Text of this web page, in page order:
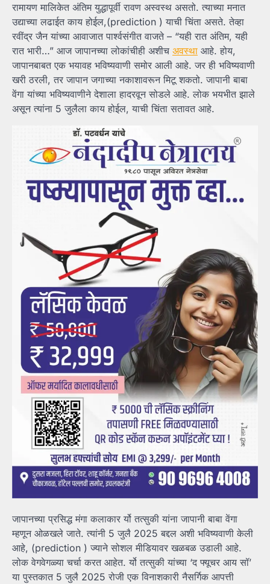
रामायण मालिकेत अंतिम युद्धापूर्वी रावण अस्वस्थ असतो. त्याच्या मनात
उद्याच्या लढाईत काय होईल,(prediction ) याची चिंता असते. तेव्हा
रवींद्र जैन यांच्या आवाजात पार्श्वसंगीत वाजते – “यही रात अंतिम, यही
रात भारी…” आज जापानच्या लोकांचीही अशीच अवस्था आहे. होय,
जापानबाबत एक भयावह भविष्यवाणी समोर आली आहे. जर ही भविष्यवाणी
खरी ठरली, तर जापान जगाच्या नकाशावरून मिटू शकतो. जापानी बाबा
वेंगा यांच्या भविष्यवाणीने देशाला हादरवून सोडले आहे. लोक भयभीत झाले
असून त्यांना 5 जुलैला काय होईल, याची चिंता सतावत आहे.
जापानच्या प्रसिद्ध मंगा कलाकार र्यो तत्सुकी यांना जापानी बाबा वेंगा
म्हणून ओळखले जाते. त्यांनी 5 जुलै 2025 बद्दल अशी भविष्यवाणी केली
आहे, (prediction ) ज्याने सोशल मीडियावर खळबळ उडाली आहे.
लोक वेगवेगळ्या चर्चा करत आहेत. र्यो तत्सुकी यांच्या ‘द फ्यूचर आय सॉ’
या पुस्तकात 5 जुलै 2025 रोजी एक विनाशकारी नैसर्गिक आपत्ती